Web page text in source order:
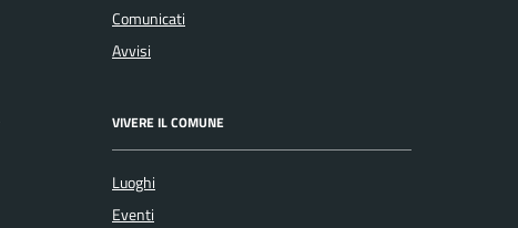
Comunicati
Avvisi
VIVERE IL COMUNE
Luoghi
Eventi